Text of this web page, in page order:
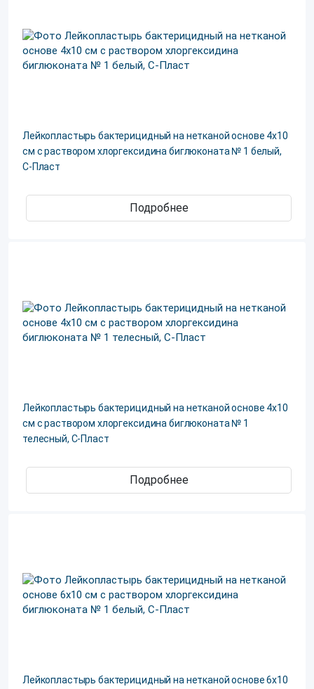
Лейкопластырь бактерицидный на нетканой основе 4х10
см с раствором хлоргексидина биглюконата № 1 белый,
С-Пласт
Подробнее
Лейкопластырь бактерицидный на нетканой основе 4х10
см с раствором хлоргексидина биглюконата № 1
телесный, С-Пласт
Подробнее
Лейкопластырь бактерицидный на нетканой основе 6х10